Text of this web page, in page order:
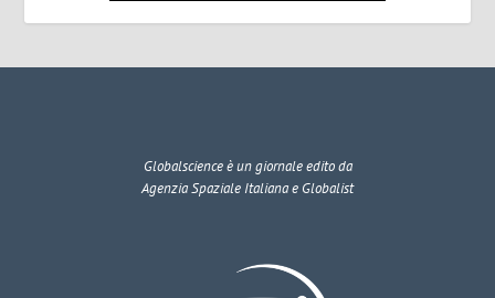
Globalscienceè un giornale edito da
Agenzia Spaziale Italiana e Globalist